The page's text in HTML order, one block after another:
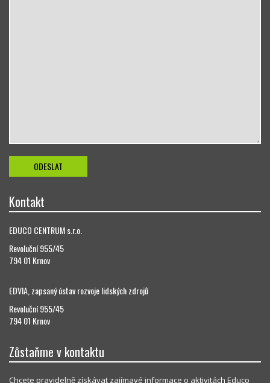
Kontakt
EDUCO CENTRUM s.r.o.
Revoluční 955/45
794 01 Krnov
EDVIA, zapsaný ústav rozvoje lidských zdrojů
Revoluční 955/45
794 01 Krnov
Zůstaňme v kontaktu
Chcete pravidelně získávat zajímavé informace o aktivitách Educo